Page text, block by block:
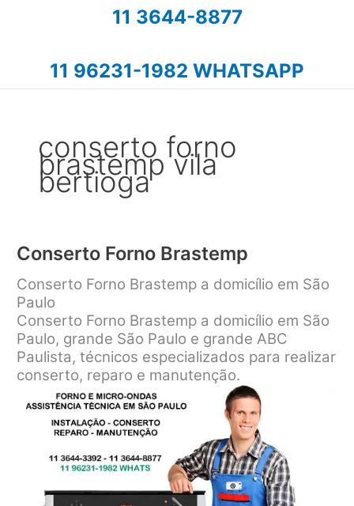
11 3644-8877
11 96231-1982 WHATSAPP
conserto forno
brastemp vila
bertioga
Conserto Forno Brastemp
Conserto Forno Brastemp a domicílio em São
Paulo
Conserto Forno Brastemp a domicílio em São
Paulo, grande São Paulo e grande ABC
Paulista, técnicos especializados para realizar
conserto, reparo e manutenção.